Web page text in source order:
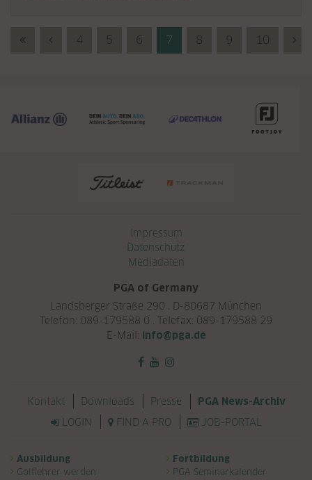
First (Anfang)
Previous (Zurück)
4 5 6 7 8 9 10
Impressum
Datenschutz
Mediadaten
PGA of Germany
Landsberger Straße 290 . D-80687 München
Telefon: 089-179588 0 . Telefax: 089-179588 29
E-Mail: info@pga.de
Navigation überspringen
Kontakt Downloads Presse PGA News-Archiv
LOGIN FIND A PRO JOB-PORTAL
Navigation überspringen
Ausbildung
Golflehrer werden
Fortbildung
PGA Seminarkalender